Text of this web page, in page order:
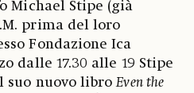
Michael Stipe (già
prima del loro
Fondazione Ica
dalle 17.30 alle 19 Stipe
suo nuovo libroEven the